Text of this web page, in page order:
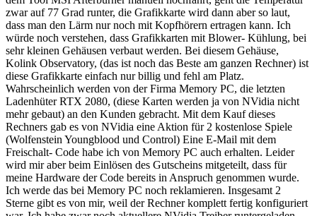
zwar auf 77 Grad runter, die Grafikkarte wird dann aber so laut,
dass man den Lärm nur noch mit Kopfhörern ertragen kann. Ich
würde noch verstehen, dass Grafikkarten mit Blower- Kühlung, bei
sehr kleinen Gehäusen verbaut werden. Bei diesem Gehäuse,
Kolink Observatory, (das ist noch das Beste am ganzen Rechner) ist
diese Grafikkarte einfach nur billig und fehl am Platz.
Wahrscheinlich werden von der Firma Memory PC, die letzten
Ladenhüter RTX 2080, (diese Karten werden ja von NVidia nicht
mehr gebaut) an den Kunden gebracht. Mit dem Kauf dieses
Rechners gab es von NVidia eine Aktion für 2 kostenlose Spiele
(Wolfenstein Youngblood und Control) Eine E-Mail mit dem
Freischalt- Code habe ich von Memory PC auch erhalten. Leider
wird mir aber beim Einlösen des Gutscheins mitgeteilt, dass für
meine Hardware der Code bereits in Anspruch genommen wurde.
Ich werde das bei Memory PC noch reklamieren. Insgesamt 2
Sterne gibt es von mir, weil der Rechner komplett fertig konfiguriert